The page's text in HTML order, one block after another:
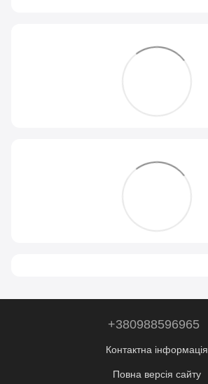
+380988596965
Контактна інформація
Повна версія сайту